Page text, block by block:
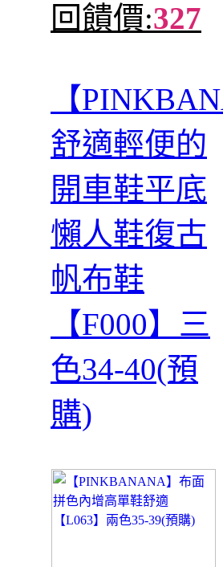
回饋價:327
【
舒適輕便的
開車鞋平底
懶人鞋復古
帆布鞋
【F000】三
色34-40(預
購)